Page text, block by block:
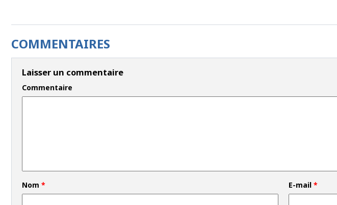
COMMENTAIRES
Laisser un commentaire
Commentaire
Nom * E-mail*